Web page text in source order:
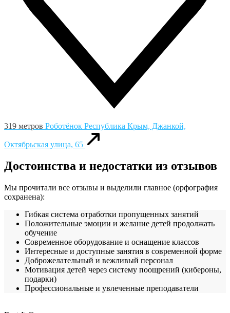
319 метров Роботёнок Республика Крым, Джанкой,
Октябрьская улица, 65
Достоинства и недостатки из отзывов
Мы прочитали все отзывы и выделили главное (орфография
сохранена):
Гибкая система отработки пропущенных занятий
Положительные эмоции и желание детей продолжать
обучение
Современное оборудование и оснащение классов
Интересные и доступные занятия в современной форме
Доброжелательный и вежливый персонал
Мотивация детей через систему поощрений (кибероны,
подарки)
Профессиональные и увлеченные преподаватели